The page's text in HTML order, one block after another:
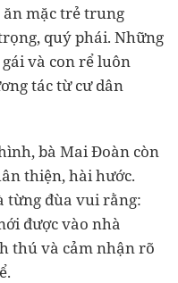
ăn mặc trẻ trung
quý phái. Những
và con rể luôn
tác từ cư dân
bà Mai Đoàn còn
thiện, hài hước.
từng đùa vui rằng:
được vào nhà
thú và cảm nhận rõ